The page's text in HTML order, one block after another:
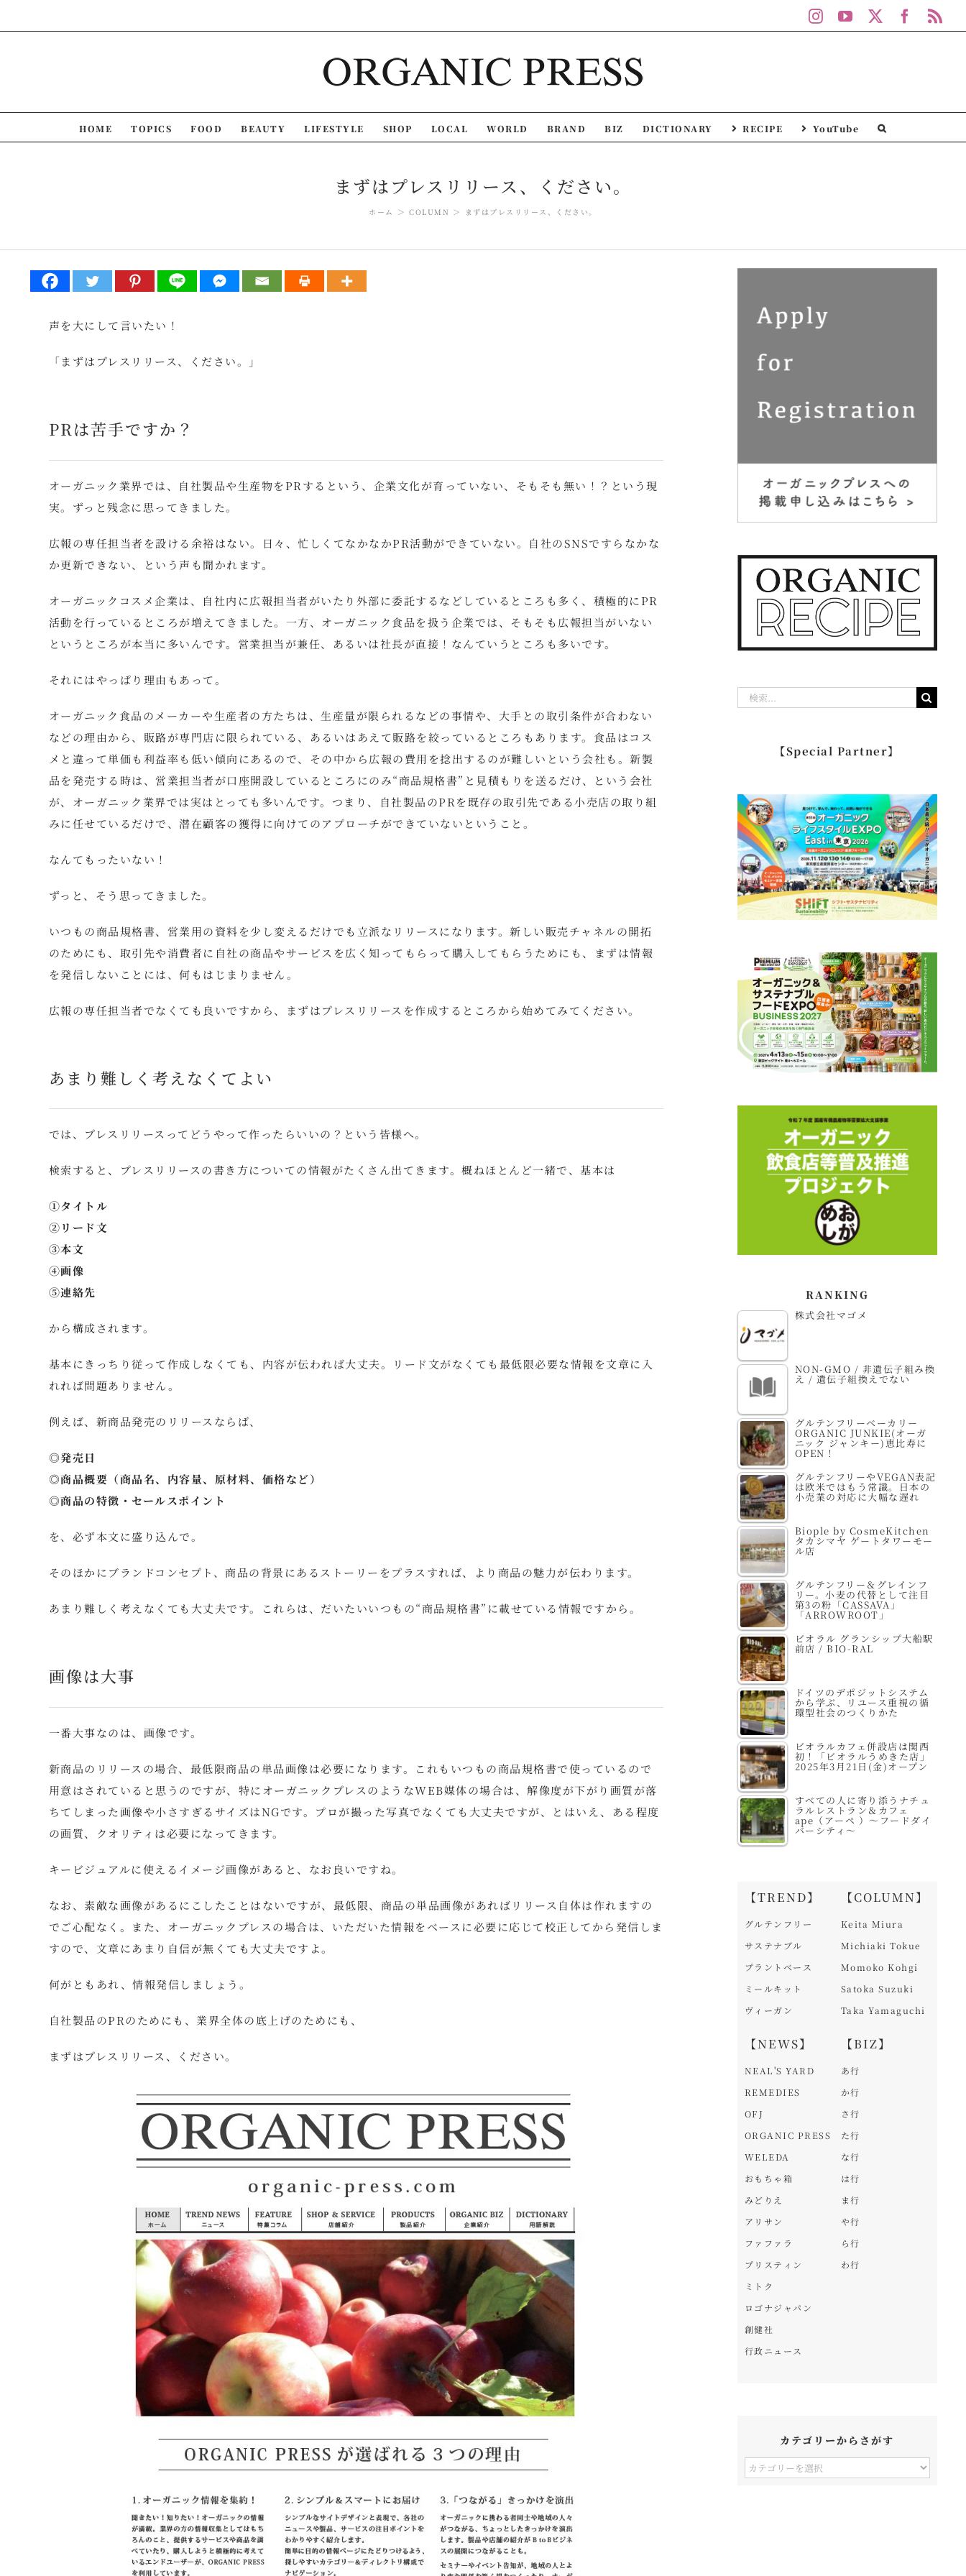
to
InstagramYouTube
HOME TOPICS FOOD BEAUTY LIFESTYLE SHOP LOCAL WORLD BRAND BIZ DICTIONARY RECIPE YouTube
まずはプレスリリース、ください。
ホーム COLUMN まずはプレスリリース、ください。
声を大にして言いたい！
「まずはプレスリリース、ください。」
PRは苦手ですか？
オーガニック業界では、自社製品や生産物をPRするという、企業文化が育っていない、そもそも無い！？という現
実。ずっと残念に思ってきました。
広報の専任担当者を設ける余裕はない。日々、忙しくてなかなかPR活動ができていない。自社のSNSですらなかな
か更新できない、という声も聞かれます。
オーガニックコスメ企業は、自社内に広報担当者がいたり外部に委託するなどしているところも多く、積極的にPR
活動を行っているところが増えてきました。一方、オーガニック食品を扱う企業では、そもそも広報担当がいない
というところが本当に多いんです。営業担当が兼任、あるいは社長が直接！なんていうところも多いです。
それにはやっぱり理由もあって。
オーガニック食品のメーカーや生産者の方たちは、生産量が限られるなどの事情や、大手との取引条件が合わない
などの理由から、販路が専門店に限られている、あるいはあえて販路を絞っているところもあります。食品はコス
メと違って単価も利益率も低い傾向にあるので、その中から広報の費用を捻出するのが難しいという会社も。新製
品を発売する時は、営業担当者が口座開設しているところにのみ“商品規格書”と見積もりを送るだけ、という会社
が、オーガニック業界では実はとっても多いんです。つまり、自社製品のPRを既存の取引先である小売店の取り組
みに任せているだけで、潜在顧客の獲得に向けてのアプローチができていないということ。
なんてもったいない！
ずっと、そう思ってきました。
いつもの商品規格書、営業用の資料を少し変えるだけでも立派なリリースになります。新しい販売チャネルの開拓
のためにも、取引先や消費者に自社の商品やサービスを広く知ってもらって購入してもらうためにも、まずは情報
を発信しないことには、何もはじまりません。
広報の専任担当者でなくても良いですから、まずはプレスリリースを作成するところから始めてみてください。
あまり難しく考えなくてよい
では、プレスリリースってどうやって作ったらいいの？という皆様へ。
検索すると、プレスリリースの書き方についての情報がたくさん出てきます。概ねほとんど一緒で、基本は
①タイトル
②リード文
③本文
④画像
⑤連絡先
から構成されます。
基本にきっちり従って作成しなくても、内容が伝われば大丈夫。リード文がなくても最低限必要な情報を文章に入
れれば問題ありません。
例えば、新商品発売のリリースならば、
◎発売日
◎商品概要（商品名、内容量、原材料、価格など）
◎商品の特徴・セールスポイント
を、必ず本文に盛り込んで。
そのほかにブランドコンセプト、商品の背景にあるストーリーをプラスすれば、より商品の魅力が伝わります。
あまり難しく考えなくても大丈夫です。これらは、だいたいいつもの“商品規格書”に載せている情報ですから。
画像は大事
一番大事なのは、画像です。
新商品のリリースの場合、最低限商品の単品画像は必要になります。これもいつもの商品規格書で使っているので
用意はされていると思うのですが、特にオーガニックプレスのようなWEB媒体の場合は、解像度が下がり画質が落
ちてしまった画像や小さすぎるサイズはNGです。プロが撮った写真でなくても大丈夫ですが、とはいえ、ある程度
の画質、クオリティは必要になってきます。
キービジュアルに使えるイメージ画像があると、なお良いですね。
なお、素敵な画像があるにこしたことはないですが、最低限、商品の単品画像があればリリース自体は作れますの
でご心配なく。また、オーガニックプレスの場合は、いただいた情報をベースに必要に応じて校正してから発信しま
すので、文章にあまり自信が無くても大丈夫ですよ。
何がともあれ、情報発信しましょう。
自社製品のPRのためにも、業界全体の底上げのためにも、
まずはプレスリリース、ください。
【Special Partner】
RANKING
株式会社マゴメ
NON-GMO / 非遺伝子組み換
え / 遺伝子組換えでない
グルテンフリーベーカリー
ORGANIC JUNKIE(オーガ
ニック ジャンキー)恵比寿に
OPEN！
グルテンフリーやVEGAN表記
は欧米ではもう常識。日本の
小売業の対応に大幅な遅れ
Biople by CosmeKitchen
タカシマヤ ゲートタワーモー
ル店
グルテンフリー＆グレインフ
リー。小麦の代替として注目
第3の粉「CASSAVA」
「ARROWROOT」
ビオラル グランシップ大船駅
前店 / BIO-RAL
ドイツのデポジットシステム
から学ぶ、リユース重視の循
環型社会のつくりかた
ビオラルカフェ併設店は関西
初！「ビオラルうめきた店」
2025年3月21日(金)オープン
すべての人に寄り添うナチュ
ラルレストラン＆カフェ
ape（アーペ ）～フードダイ
バーシティ～
【TREND】
グルテンフリー
サステナブル
プラントベース
ミールキット
ヴィーガン
【NEWS】
NEAL'S YARD
REMEDIES
OFJ
ORGANIC PRESS
WELEDA
おもちゃ箱
みどりえ
アリサン
ファファラ
プリスティン
ミトク
ロゴナジャパン
創健社
行政ニュース
【COLUMN】
Keita Miura
Michiaki Tokue
Momoko Kohgi
Satoka Suzuki
Taka Yamaguchi
【BIZ】
あ行
か行
さ行
た行
な行
は行
ま行
や行
ら行
わ行
カテゴリーからさがす
カ